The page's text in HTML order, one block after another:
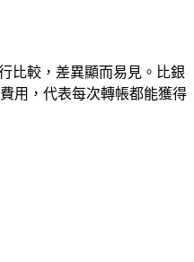
比較，差異顯而易見。比銀
用，代表每次轉帳都能獲得